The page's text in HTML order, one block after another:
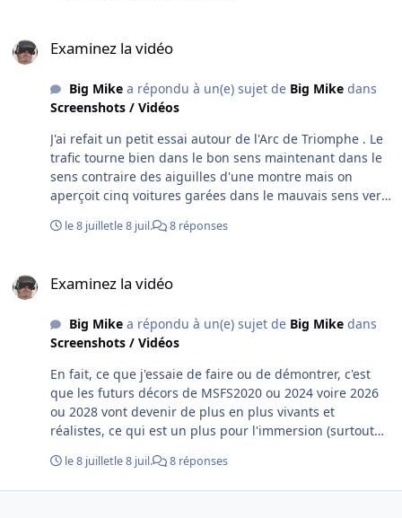
Examinez la vidéo
Big Mikea répondu à un(e) sujet de Big Mikedans
Screenshots / Vidéos
J'ai refait un petit essai autour de l'Arc de Triomphe . Le
trafic tourne bien dans le bon sens maintenant dans le
sens contraire des aiguilles d'une montre mais on
aperçoit cinq voitures garées dans le mauvais sens vers
comme à un demeuré, elle fait quand même parfois
10 secondes sans que je puisse comprendre ! Bonne fin
le 8 juilletle 8 juil. 8 réponses
Examinez la vidéo
Big Mikea répondu à un(e) sujet de Big Mikedans
Screenshots / Vidéos
En fait, ce que j'essaie de faire ou de démontrer, c'est
que les futurs décors de MSFS2020 ou 2024 voire 2026
ou 2028 vont devenir de plus en plus vivants et
réalistes, ce qui est un plus pour l'immersion (surtout
eux même si l'IA semble progresser de façon
exponentielle ! Au fait, où en est le Trafic France ? Ayant
le 8 juilletle 8 juil. 8 réponses